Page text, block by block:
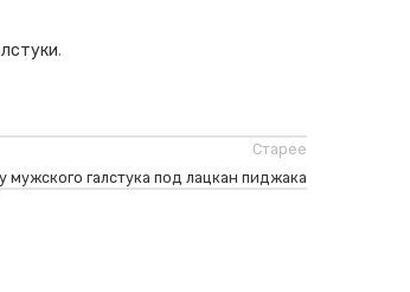
.
Старее
мужского галстука под лацкан пиджака